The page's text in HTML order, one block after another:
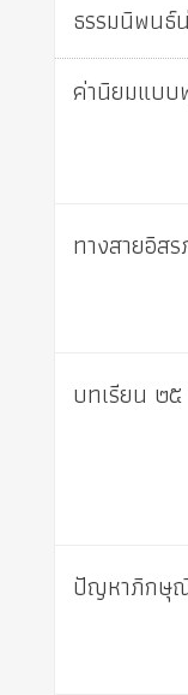
ธรรมนิพนธ์
ค่านิยมแบบ
ทางสายอิส
บทเรียน ๒
ปัญหาภิกษุ